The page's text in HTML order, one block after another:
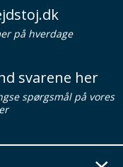
på hverdage
svarene her
spørgsmål på vores